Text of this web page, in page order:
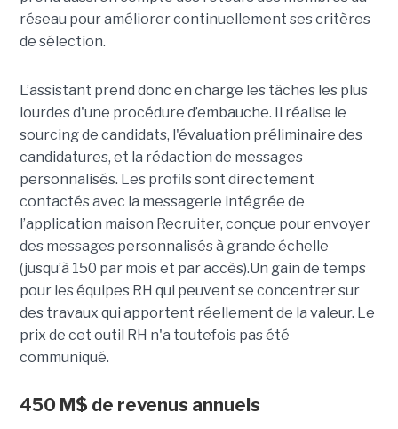
réseau pour améliorer continuellement ses critères
de sélection.
L’assistant prend donc en charge les tâches les plus
lourdes d'une procédure d’embauche. Il réalise le
sourcing de candidats, l'évaluation préliminaire des
candidatures, et la rédaction de messages
personnalisés. Les profils sont directement
contactés avec la messagerie intégrée de
l’application maison Recruiter, conçue pour envoyer
des messages personnalisés à grande échelle
(jusqu’à 150 par mois et par accès).Un gain de temps
pour les équipes RH qui peuvent se concentrer sur
des travaux qui apportent réellement de la valeur. Le
prix de cet outil RH n'a toutefois pas été
communiqué.
450 M$ de revenus annuels